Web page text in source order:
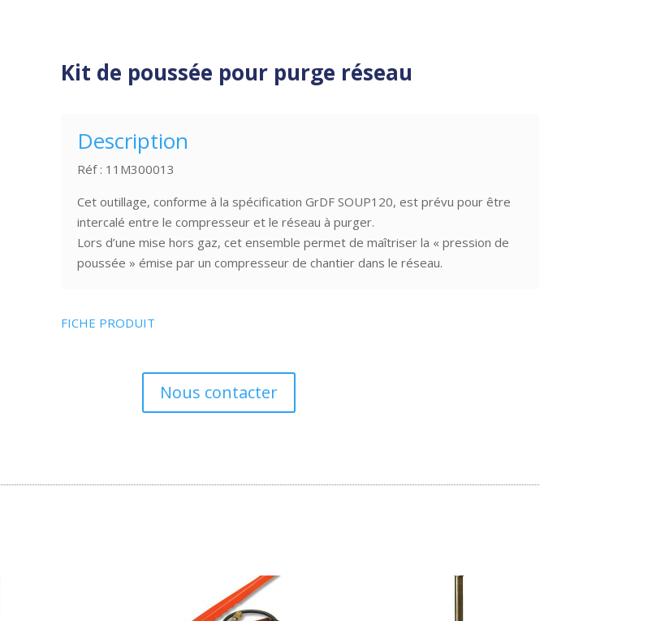
Kit de poussée pour purge réseau
Description
Réf : 11M300013
Cet outillage, conforme à la spécification GrDF SOUP120, est prévu pour être
intercalé entre le compresseur et le réseau à purger.
Lors d’une mise hors gaz, cet ensemble permet de maîtriser la « pression de
poussée » émise par un compresseur de chantier dans le réseau.
FICHE PRODUIT
Nous contacter